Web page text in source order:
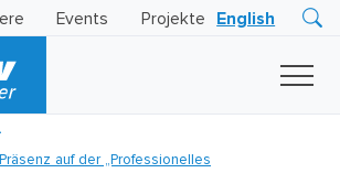
Events Projekte English
Business
auf der „Professionelles